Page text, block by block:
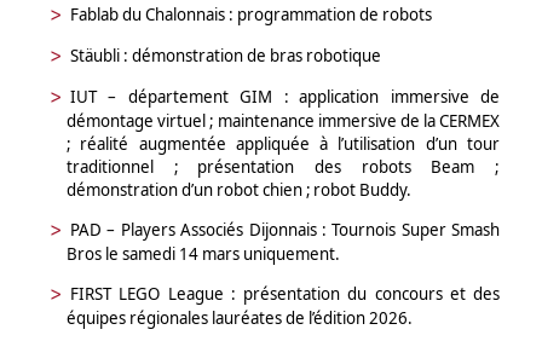
Fablab du Chalonnais : programmation de robots
Stäubli : démonstration de bras robotique
IUT – département GIM
: application immersive de
démontage virtuel ; maintenance immersive de la CERMEX
; réalité augmentée appliquée à l’utilisation d’un tour
traditionnel ;
présentation des robots Beam ;
démonstration d’un robot chien ; robot Buddy.
PAD – Players Associés Dijonnais : Tournois Super Smash
Bros le samedi 14 mars uniquement.
FIRST LEGO League : présentation du concours et des
équipes régionales lauréates de l’édition 2026.